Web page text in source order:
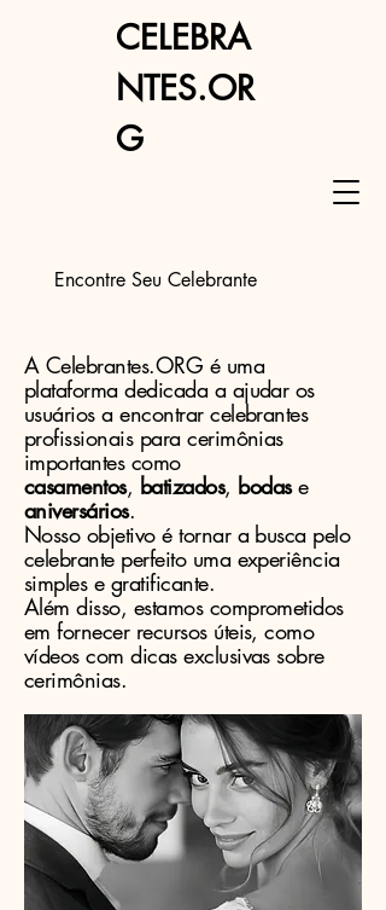
Encontre Seu Celebrante
CELEBRA
NTES.OR
G
A Celebrantes.ORG é uma
plataforma dedicada a ajudar os
usuários a encontrar celebrantes
profissionais para cerimônias
importantes como
casamentos, batizados, bodase
aniversários.
Nosso objetivo é tornar a busca pelo
celebrante perfeito uma experiência
simples e gratificante.
Além disso, estamos comprometidos
em fornecer recursos úteis, como
vídeos com dicas exclusivas sobre
cerimônias.